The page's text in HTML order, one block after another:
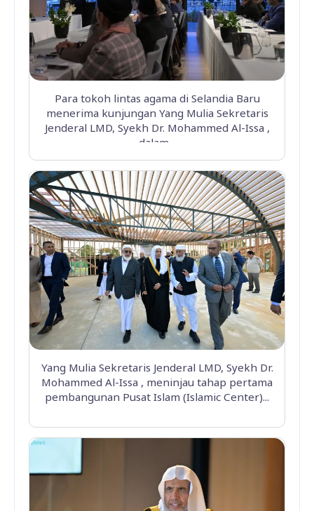
Para tokoh lintas agama di Selandia Baru
menerima kunjungan Yang Mulia Sekretaris
Jenderal LMD, Syekh Dr. Mohammed Al-Issa ,
dalam...
Yang Mulia Sekretaris Jenderal LMD, Syekh Dr.
Mohammed Al-Issa , meninjau tahap pertama
pembangunan Pusat Islam (Islamic Center)...